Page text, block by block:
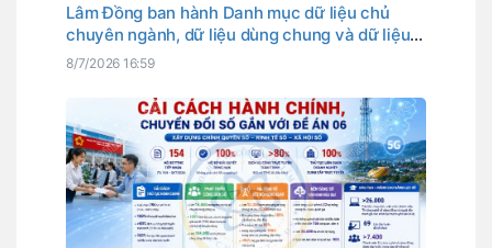
Lâm Đồng ban hành Danh mục dữ liệu chủ
chuyên ngành, dữ liệu dùng chung và dữ liệu
mở
8/7/2026 16:59